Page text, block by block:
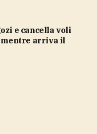
arriva il